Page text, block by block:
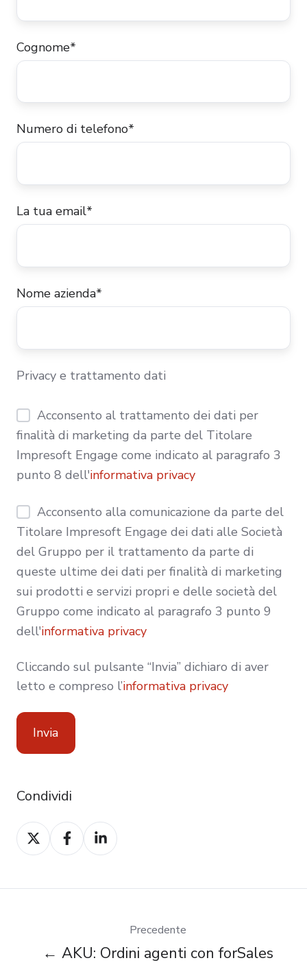
Cognome*
Numero di telefono*
La tua email*
Nome azienda*
Privacy e trattamento dati
Acconsento al trattamento dei dati per
finalità di marketing da parte del Titolare
Impresoft Engage come indicato al paragrafo 3
punto 8 dell'informativa privacy
Acconsento alla comunicazione da parte del
Titolare Impresoft Engage dei dati alle Società
del Gruppo per il trattamento da parte di
queste ultime dei dati per finalità di marketing
sui prodotti e servizi propri e delle società del
Gruppo come indicato al paragrafo 3 punto 9
dell'informativa privacy
Cliccando sul pulsante “Invia” dichiaro di aver
letto e compreso l’informativa privacy
Condividi
Condividi
con
Condividi
con
Condividi
con
Precedente
← AKU: Ordini agenti con forSales